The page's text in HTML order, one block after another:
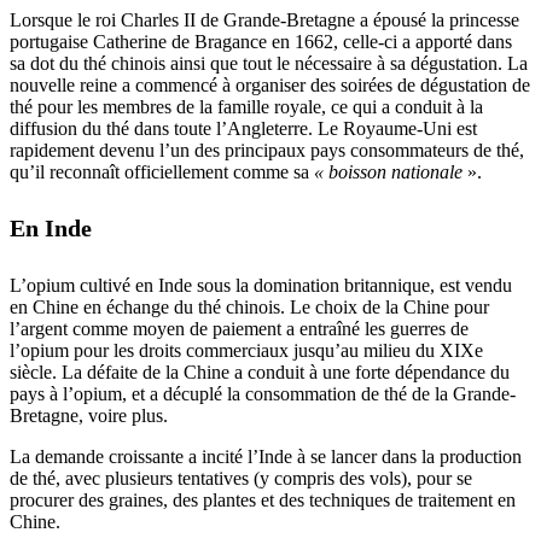
Lorsque le roi Charles II de Grande-Bretagne a épousé la princesse
portugaise Catherine de Bragance en 1662, celle-ci a apporté dans
sa dot du thé chinois ainsi que tout le nécessaire à sa dégustation. La
nouvelle reine a commencé à organiser des soirées de dégustation de
thé pour les membres de la famille royale, ce qui a conduit à la
diffusion du thé dans toute l’Angleterre. Le Royaume-Uni est
rapidement devenu l’un des principaux pays consommateurs de thé,
qu’il reconnaît officiellement comme sa « boisson nationale ».
En Inde
L’opium cultivé en Inde sous la domination britannique, est vendu
en Chine en échange du thé chinois. Le choix de la Chine pour
l’argent comme moyen de paiement a entraîné les guerres de
l’opium pour les droits commerciaux jusqu’au milieu du XIXe
siècle. La défaite de la Chine a conduit à une forte dépendance du
pays à l’opium, et a décuplé la consommation de thé de la Grande-
Bretagne, voire plus.
La demande croissante a incité l’Inde à se lancer dans la production
de thé, avec plusieurs tentatives (y compris des vols), pour se
procurer des graines, des plantes et des techniques de traitement en
Chine.